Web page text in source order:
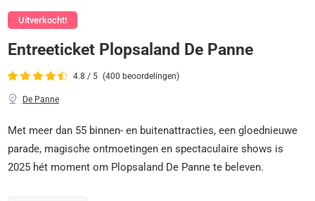
Uitverkocht!
Entreeticket Plopsaland De Panne
4.8 / 5 (400 beoordelingen)
De Panne
Met meer dan 55 binnen- en buitenattracties, een gloednieuwe
parade, magische ontmoetingen en spectaculaire shows is
2025 hét moment om Plopsaland De Panne te beleven.